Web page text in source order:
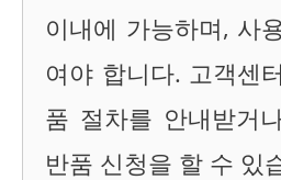
이내에 가능하며, 사
여야 합니다. 고객센
품 절차를 안내받거
반품 신청을 할 수 있